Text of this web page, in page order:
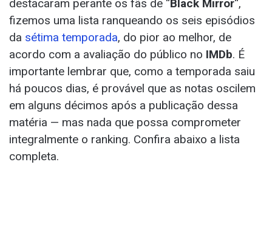
destacaram perante os fãs de “Black Mirror“,
fizemos uma lista ranqueando os seis episódios
da sétima temporada, do pior ao melhor, de
acordo com a avaliação do público no IMDb. É
importante lembrar que, como a temporada saiu
há poucos dias, é provável que as notas oscilem
em alguns décimos após a publicação dessa
matéria — mas nada que possa comprometer
integralmente o ranking. Confira abaixo a lista
completa.